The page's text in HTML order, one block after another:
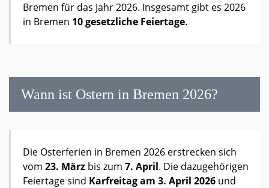
Bremen für das Jahr 2026. Insgesamt gibt es 2026
in Bremen 10 gesetzliche Feiertage.
Wann ist Ostern in Bremen 2026?
Die Osterferien in Bremen 2026 erstrecken sich
vom 23. März bis zum 7. April. Die dazugehörigen
Feiertage sind Karfreitag am 3. April 2026 und